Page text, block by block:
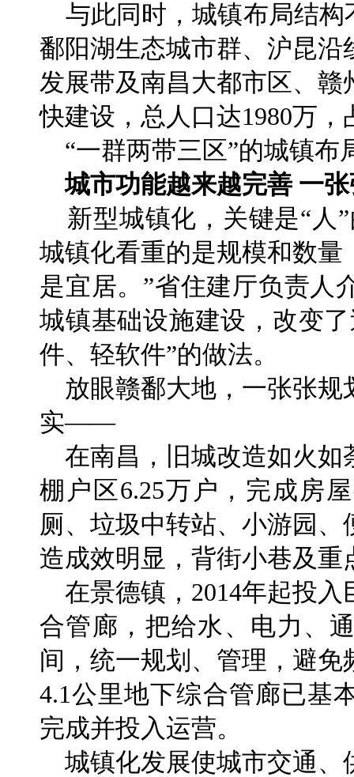
与此同时，城镇布局结构
鄱阳湖生态城市群、沪昆
发展带及南昌大都市区、
快建设，总人口达1980万
“一群两带三区”的城镇布
城市功能越来越完善 一
新型城镇化，关键是“人
城镇化看重的是规模和数
是宜居。”省住建厅负责人
城镇基础设施建设，改变
件、轻软件”的做法。
放眼赣鄱大地，一张张规
实——
在南昌，旧城改造如火如
棚户区6.25万户，完成房
厕、垃圾中转站、小游园
造成效明显，背街小巷及
在景德镇，2014年起投入
合管廊，把给水、电力、
间，统一规划、管理，避
4.1公里地下综合管廊已基
完成并投入运营。
城镇化发展使城市交通、